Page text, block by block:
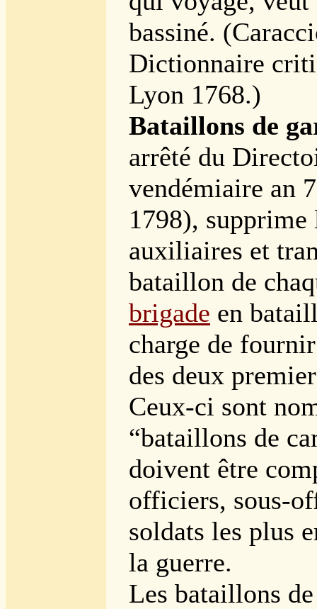
bassiné.
Dictionnaire
Lyon 1768.)
Bataillons de
arrêté du
vendémiaire an
1798), supprime
auxiliaires et
bataillon de
brigade en
charge de
des deux
Ceux-ci sont
“bataillons de
doivent être
officiers, sous-
soldats les plus
la guerre.
Les bataillons